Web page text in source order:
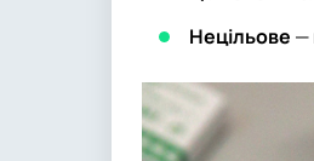
Нецільове —